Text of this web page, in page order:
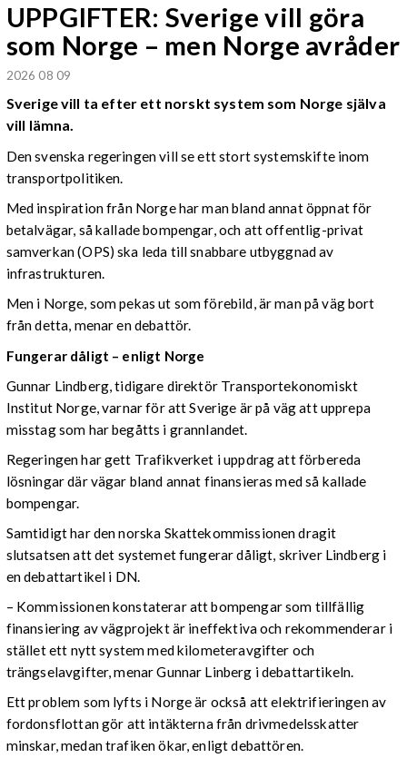
UPPGIFTER: Sverige vill göra
som Norge – men Norge avråder
2026 08 09
Sverige vill ta efter ett norskt system som Norge själva
vill lämna.
Den svenska regeringen vill se ett stort systemskifte inom
transportpolitiken.
Med inspiration från Norge har man bland annat öppnat för
betalvägar, så kallade bompengar, och att offentlig-privat
samverkan (OPS) ska leda till snabbare utbyggnad av
infrastrukturen.
Men i Norge, som pekas ut som förebild, är man på väg bort
från detta, menar en debattör.
Fungerar dåligt – enligt Norge
Gunnar Lindberg, tidigare direktör Transportekonomiskt
Institut Norge, varnar för att Sverige är på väg att upprepa
misstag som har begåtts i grannlandet.
Regeringen har gett Trafikverket i uppdrag att förbereda
lösningar där vägar bland annat finansieras med så kallade
bompengar.
Samtidigt har den norska Skattekommissionen dragit
slutsatsen att det systemet fungerar dåligt, skriver Lindberg i
en debattartikel i DN.
– Kommissionen konstaterar att bompengar som tillfällig
finansiering av vägprojekt är ineffektiva och rekommenderar i
stället ett nytt system med kilometeravgifter och
trängselavgifter, menar Gunnar Linberg i debattartikeln.
Ett problem som lyfts i Norge är också att elektrifieringen av
fordonsflottan gör att intäkterna från drivmedelsskatter
minskar, medan trafiken ökar, enligt debattören.